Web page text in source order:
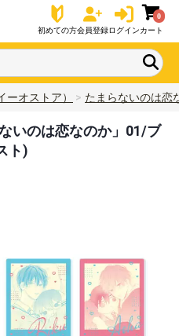
初めての方会員登録ログイン
0
カート
オストア） たまらないのは恋
いのは恋なのか」01/ブ
ト)